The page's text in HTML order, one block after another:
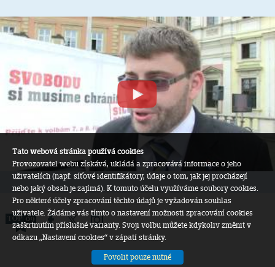
Tato webová stránka používá cookies
Provozovatel webu získává, ukládá a zpracovává informace o jeho
uživatelích (např. síťové identifikátory, údaje o tom, jak jej procházejí
nebo jaký obsah je zajímá). K tomuto účelu využíváme soubory cookies.
Pro některé účely zpracování těchto údajů je vyžadován souhlas
uživatele. Žádáme vás tímto o nastavení možnosti zpracování cookies
zaškrtnutím příslušné varianty. Svoji volbu můžete kdykoliv změnit v
odkazu „Nastavení cookies“ v zápatí stránky.
Povolit pouze nutné